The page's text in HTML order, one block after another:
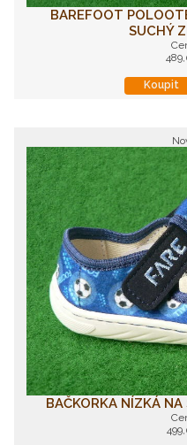
BAREFOOT
SUCHÝ
Koupit
BAČKORKA NÍZKÁ